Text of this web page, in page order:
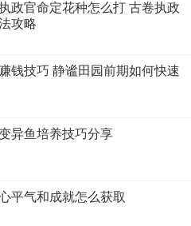
政官命定花种怎么打 古卷执政
攻略
钱技巧 静谧田园前期如何快速
异鱼培养技巧分享
平气和成就怎么获取